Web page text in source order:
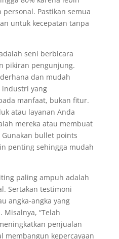
Pastikan semua
untuk kecepatan tanpa
seni berbicara
pikiran pengunjung.
dan mudah
yang
manfaat, bukan fitur.
atau layanan Anda
mereka atau membuat
bullet points
penting sehingga mudah
paling ampuh adalah
Sertakan testimoni
angka-angka yang
“Telah
penjualan
membangun kepercayaan